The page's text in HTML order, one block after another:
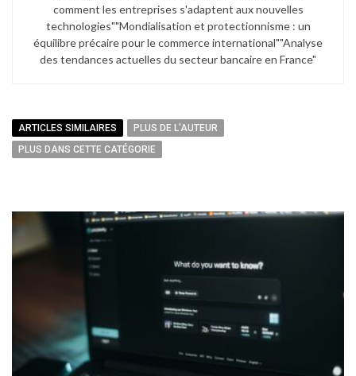
comment les entreprises s'adaptent aux nouvelles
technologies"​ "Mondialisation et protectionnisme : un
équilibre précaire pour le commerce international"​ "Analyse
des tendances actuelles du secteur bancaire en France"
ARTICLES SIMILAIRES
PLUS DE L'AUTEUR
PLUS DANS CETTE CATÉGORIE